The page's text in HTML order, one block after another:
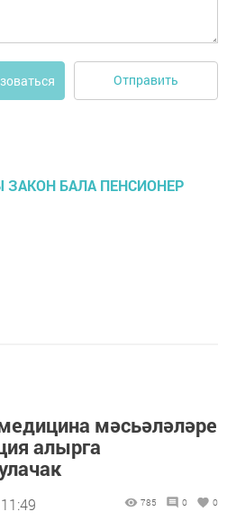
Отправить
ЗАКОН БАЛА ПЕНСИОНЕР
мәсьәләләре
алырга
785 0 0